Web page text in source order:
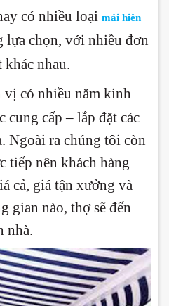
có nhiều loại mái hiên
lựa chọn, với nhiều đơn
khác nhau.
vị có nhiều năm kinh
cấp – lắp đặt các
Ngoài ra chúng tôi còn
tiếp nên khách hàng
cả, giá tận xưởng và
gian nào, thợ sẽ đến
nhà.